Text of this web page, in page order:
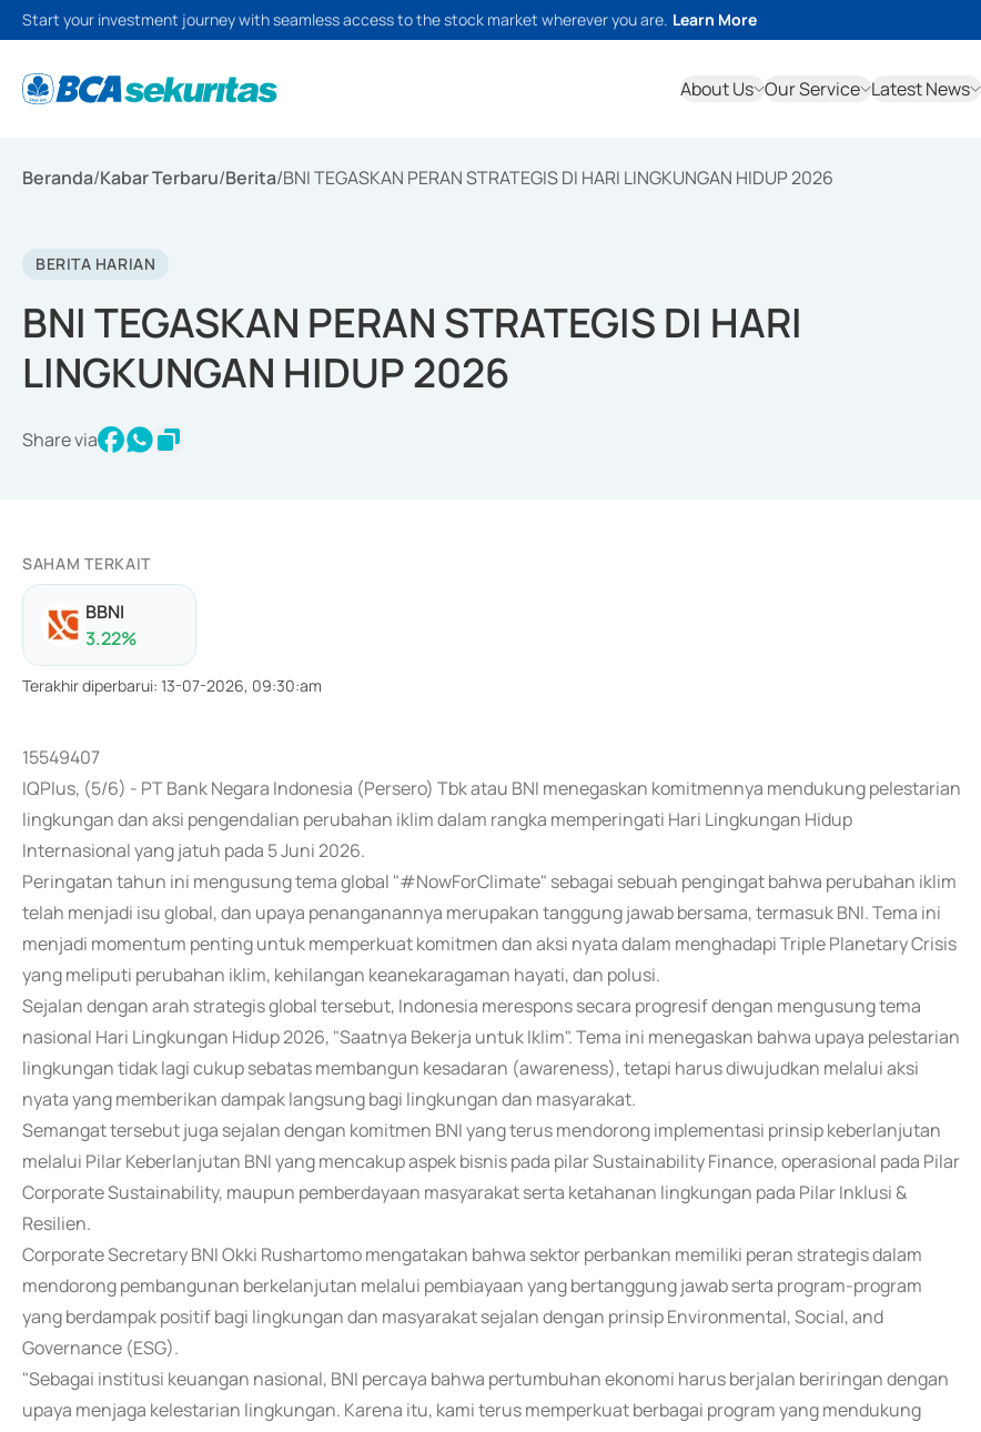
Start your investment journey with seamless access to the stock market wherever you are. Learn More
About Us Our Service Latest News
Beranda/Kabar Terbaru/Berita/BNI TEGASKAN PERAN STRATEGIS DI HARI LINGKUNGAN HIDUP 2026
BERITA HARIAN
BNI TEGASKAN PERAN STRATEGIS DI HARI
LINGKUNGAN HIDUP 2026
Share via
SAHAM TERKAIT
BBNI
3.22%
Terakhir diperbarui: 13-07-2026, 09:30:am
15549407
IQPlus, (5/6) - PT Bank Negara Indonesia (Persero) Tbk atau BNI menegaskan komitmennya mendukung pelestarian
lingkungan dan aksi pengendalian perubahan iklim dalam rangka memperingati Hari Lingkungan Hidup
Internasional yang jatuh pada 5 Juni 2026.
Peringatan tahun ini mengusung tema global "#NowForClimate" sebagai sebuah pengingat bahwa perubahan iklim
telah menjadi isu global, dan upaya penanganannya merupakan tanggung jawab bersama, termasuk BNI. Tema ini
menjadi momentum penting untuk memperkuat komitmen dan aksi nyata dalam menghadapi Triple Planetary Crisis
yang meliputi perubahan iklim, kehilangan keanekaragaman hayati, dan polusi.
Sejalan dengan arah strategis global tersebut, Indonesia merespons secara progresif dengan mengusung tema
nasional Hari Lingkungan Hidup 2026, "Saatnya Bekerja untuk Iklim". Tema ini menegaskan bahwa upaya pelestarian
lingkungan tidak lagi cukup sebatas membangun kesadaran (awareness), tetapi harus diwujudkan melalui aksi
nyata yang memberikan dampak langsung bagi lingkungan dan masyarakat.
Semangat tersebut juga sejalan dengan komitmen BNI yang terus mendorong implementasi prinsip keberlanjutan
melalui Pilar Keberlanjutan BNI yang mencakup aspek bisnis pada pilar Sustainability Finance, operasional pada Pilar
Corporate Sustainability, maupun pemberdayaan masyarakat serta ketahanan lingkungan pada Pilar Inklusi &
Resilien.
Corporate Secretary BNI Okki Rushartomo mengatakan bahwa sektor perbankan memiliki peran strategis dalam
mendorong pembangunan berkelanjutan melalui pembiayaan yang bertanggung jawab serta program-program
yang berdampak positif bagi lingkungan dan masyarakat sejalan dengan prinsip Environmental, Social, and
Governance (ESG).
"Sebagai institusi keuangan nasional, BNI percaya bahwa pertumbuhan ekonomi harus berjalan beriringan dengan
upaya menjaga kelestarian lingkungan. Karena itu, kami terus memperkuat berbagai program yang mendukung